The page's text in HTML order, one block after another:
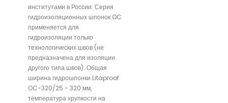
институтами в России. Серия
гидроизоляционных шпонок OC
применяется для
гидроизоляции только
технологических швов (не
предназначена для изоляции
другого типа швов). Общая
ширина гидрошпонки Litaproof
OC-320/25 - 320 мм,
температура хрупкости на